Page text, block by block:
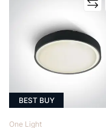
BEST BUY
One Light